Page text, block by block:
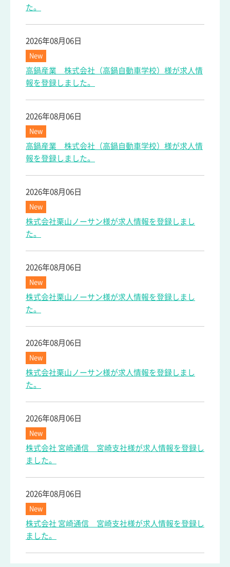
た。
2026年08月06日
New
高鍋産業 株式会社（高鍋自動車学校）様が求人情
報を登録しました。
2026年08月06日
New
高鍋産業 株式会社（高鍋自動車学校）様が求人情
報を登録しました。
2026年08月06日
New
株式会社栗山ノーサン様が求人情報を登録しまし
た。
2026年08月06日
New
株式会社栗山ノーサン様が求人情報を登録しまし
た。
2026年08月06日
New
株式会社栗山ノーサン様が求人情報を登録しまし
た。
2026年08月06日
New
株式会社 宮崎通信 宮崎支社様が求人情報を登録し
ました。
2026年08月06日
New
株式会社 宮崎通信 宮崎支社様が求人情報を登録し
ました。